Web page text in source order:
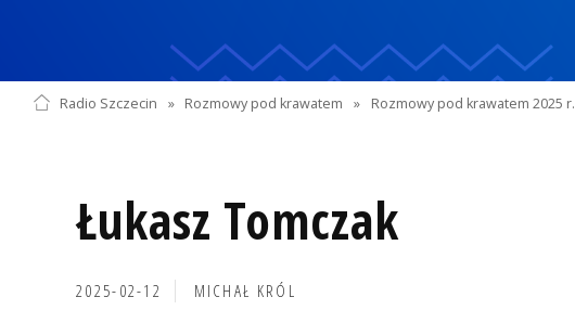
Radio Szczecin » Rozmowy pod krawatem » Rozmowy pod krawatem 2025 r.
Łukasz Tomczak
2025-02-12 MICHAŁ KRÓL